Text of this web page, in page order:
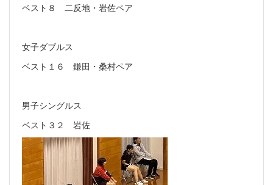
ベスト８ 二反地・岩佐ペア
女子ダブルス
ベスト１６ 鎌田・桑村ペア
男子シングルス
ベスト３２ 岩佐